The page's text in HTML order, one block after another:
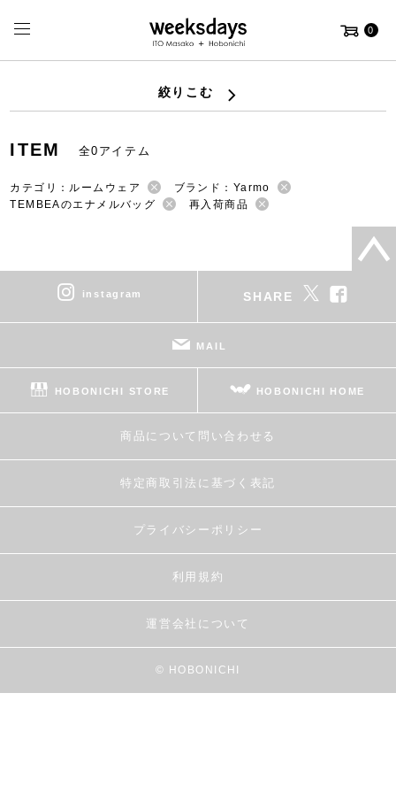
0
絞りこむ
ITEM 全0アイテム
カテゴリ：ルームウェア
ブランド：Yarmo
TEMBEAのエナメルバッグ
再入荷商品
instagram SHARE
MAIL
HOBONICHI STORE HOBONICHI HOME
商品について問い合わせる
特定商取引法に基づく表記
プライバシーポリシー
利用規約
運営会社について
© HOBONICHI